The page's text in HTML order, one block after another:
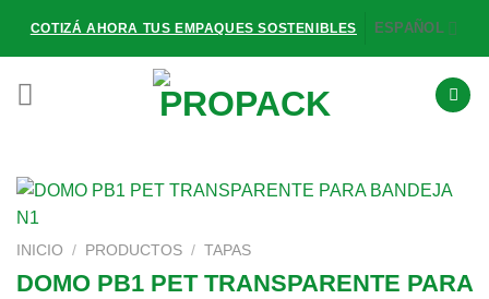
COTIZÁ AHORA TUS EMPAQUES SOSTENIBLES ESPAÑOL
INICIO / PRODUCTOS / TAPAS
DOMO PB1 PET TRANSPARENTE PARA